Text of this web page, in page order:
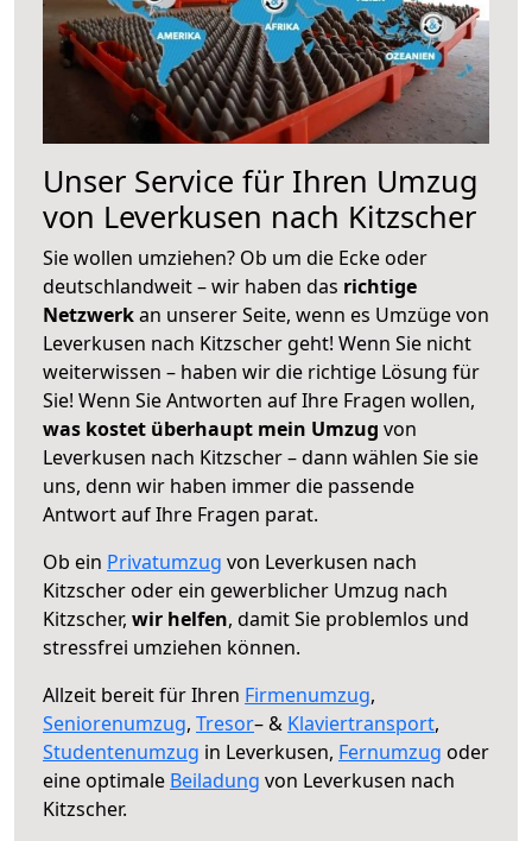
Unser Service für Ihren Umzug
von Leverkusen nach Kitzscher
Sie wollen umziehen? Ob um die Ecke oder
deutschlandweit – wir haben das richtige
Netzwerkan unserer Seite, wenn es Umzüge von
Leverkusen nach Kitzscher geht! Wenn Sie nicht
weiterwissen – haben wir die richtige Lösung für
Sie! Wenn Sie Antworten auf Ihre Fragen wollen,
was kostet überhaupt mein Umzug von
Leverkusen nach Kitzscher – dann wählen Sie sie
uns, denn wir haben immer die passende
Antwort auf Ihre Fragen parat.
Ob ein Privatumzug von Leverkusen nach
Kitzscher oder ein gewerblicher Umzug nach
Kitzscher, wir helfen, damit Sie problemlos und
stressfrei umziehen können.
Allzeit bereit für Ihren Firmenumzug,
Seniorenumzug, Tresor– & Klaviertransport,
Studentenumzug in Leverkusen, Fernumzug oder
eine optimale Beiladung von Leverkusen nach
Kitzscher.